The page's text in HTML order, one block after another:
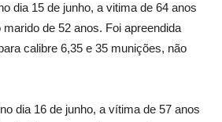
dia 15 de junho, a vitima de 64 anos
de 52 anos. Foi apreendida
calibre 6,35 e 35 munições, não
dia 16 de junho, a vítima de 57 anos